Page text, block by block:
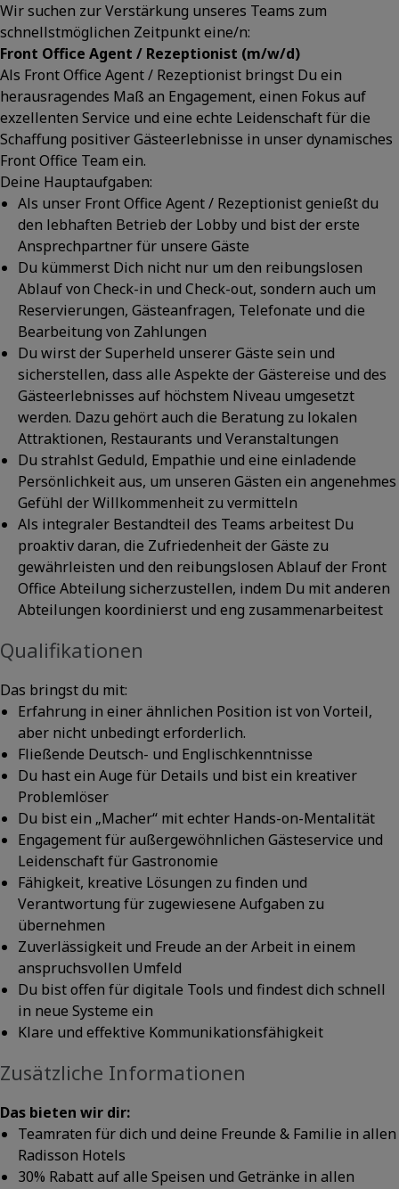
Wir suchen zur Verstärkung unseres Teams zum
schnellstmöglichen Zeitpunkt eine/n:
Front Office Agent / Rezeptionist (m/w/d)
Als Front Office Agent / Rezeptionist bringst Du ein
herausragendes Maß an Engagement, einen Fokus auf
exzellenten Service und eine echte Leidenschaft für die
Schaffung positiver Gästeerlebnisse in unser dynamisches
Front Office Team ein.
Deine Hauptaufgaben:
Als unser Front Office Agent / Rezeptionist genießt du
den lebhaften Betrieb der Lobby und bist der erste
Ansprechpartner für unsere Gäste
Du kümmerst Dich nicht nur um den reibungslosen
Ablauf von Check-in und Check-out, sondern auch um
Reservierungen, Gästeanfragen, Telefonate und die
Bearbeitung von Zahlungen
Du wirst der Superheld unserer Gäste sein und
sicherstellen, dass alle Aspekte der Gästereise und des
Gästeerlebnisses auf höchstem Niveau umgesetzt
werden. Dazu gehört auch die Beratung zu lokalen
Attraktionen, Restaurants und Veranstaltungen
Du strahlst Geduld, Empathie und eine einladende
Persönlichkeit aus, um unseren Gästen ein angenehmes
Gefühl der Willkommenheit zu vermitteln
Als integraler Bestandteil des Teams arbeitest Du
proaktiv daran, die Zufriedenheit der Gäste zu
gewährleisten und den reibungslosen Ablauf der Front
Office Abteilung sicherzustellen, indem Du mit anderen
Abteilungen koordinierst und eng zusammenarbeitest
Qualifikationen
Das bringst du mit:
Erfahrung in einer ähnlichen Position ist von Vorteil,
aber nicht unbedingt erforderlich.
Fließende Deutsch- und Englischkenntnisse
Du hast ein Auge für Details und bist ein kreativer
Problemlöser
Du bist ein „Macher“ mit echter Hands-on-Mentalität
Engagement für außergewöhnlichen Gästeservice und
Leidenschaft für Gastronomie
Fähigkeit, kreative Lösungen zu finden und
Verantwortung für zugewiesene Aufgaben zu
übernehmen
Zuverlässigkeit und Freude an der Arbeit in einem
anspruchsvollen Umfeld
Du bist offen für digitale Tools und findest dich schnell
in neue Systeme ein
Klare und effektive Kommunikationsfähigkeit
Zusätzliche Informationen
Das bieten wir dir:
Teamraten für dich und deine Freunde & Familie in allen
Radisson Hotels
30% Rabatt auf alle Speisen und Getränke in allen